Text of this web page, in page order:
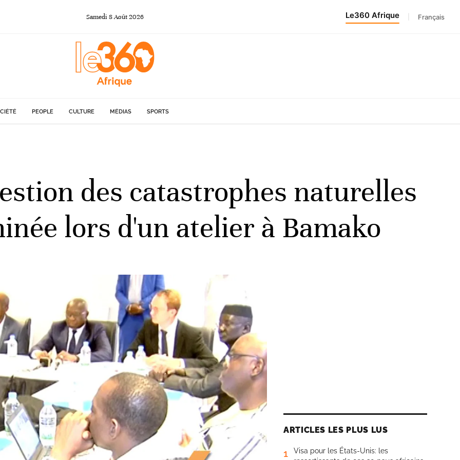
Samedi 8Août2026 Le360 Afrique Français
PEOPLE CULTURE MÉDIAS SPORTS
des catastrophes naturelles
lors d'un atelier à Bamako
ARTICLES LES PLUS LUS
1
Visa pour les États-Unis: les